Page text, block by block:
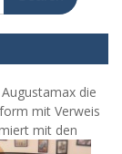
die
mit Verweis
mit den